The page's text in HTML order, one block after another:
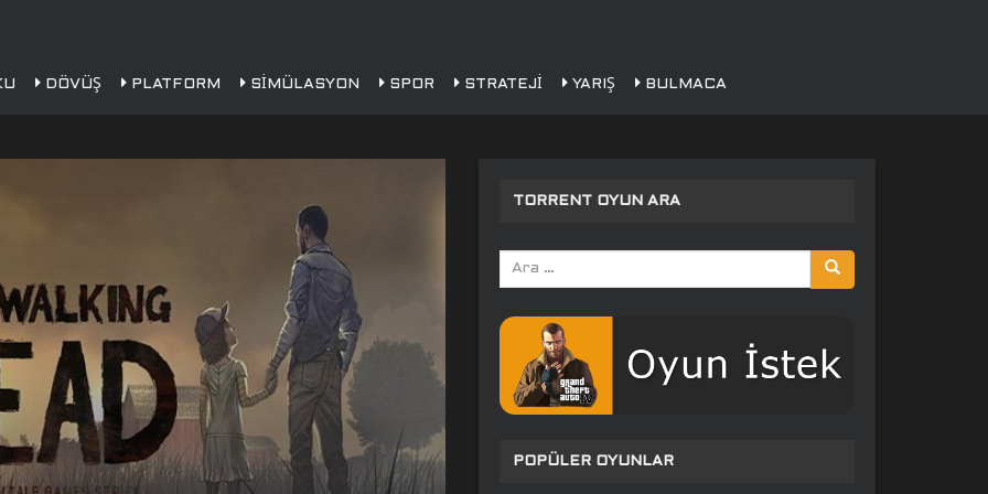
DÖVÜŞ PLATFORM SIMÜLASYON SPOR STRATEJI YARIŞ BULMACA
TORRENT OYUN ARA
Arama
yap:
POPÜLER OYUNLAR